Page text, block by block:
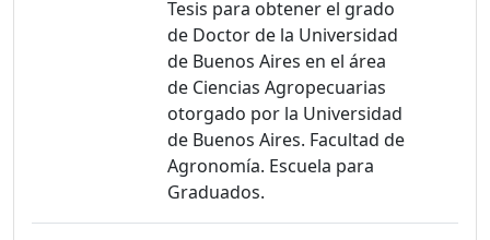
Tesis para obtener el grado
de Doctor de la Universidad
de Buenos Aires en el área
de Ciencias Agropecuarias
otorgado por la Universidad
de Buenos Aires. Facultad de
Agronomía. Escuela para
Graduados.